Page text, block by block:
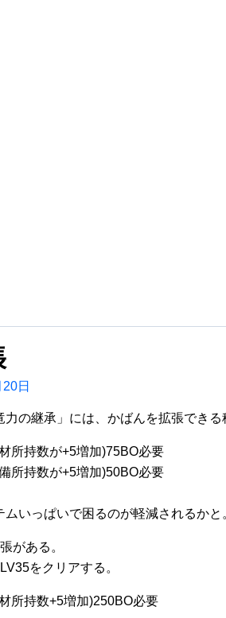
日
の継承」には、かばんを拡張できる
所持数が+5増加)75BO必要
所持数が+5増加)50BO必要
いっぱいで困るのが軽減されるかと
がある。
をクリアする。
所持数+5増加)250BO必要